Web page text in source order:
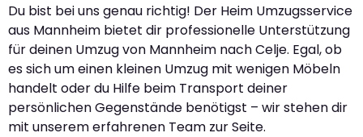
Du bist bei uns genau richtig! Der Heim Umzugsservice
aus Mannheim bietet dir professionelle Unterstützung
für deinen Umzug von Mannheim nach Celje. Egal, ob
es sich um einen kleinen Umzug mit wenigen Möbeln
handelt oder du Hilfe beim Transport deiner
persönlichen Gegenstände benötigst – wir stehen dir
mit unserem erfahrenen Team zur Seite.